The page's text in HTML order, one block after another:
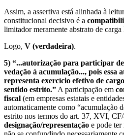
Assim, a assertiva está alinhada à
constitucional decisivo é a
limitador meramente abstrato de carga
Logo, V (verdadeira).
5) “...autorização para participar
vedação à acumulação..., pois essa
representa exercício efetivo de
sentido estrito.” A participação em
fiscal (em empresas estatais e
automaticamente como “acumulação
estrito nos termos do art. 37, XVI,
designação/representação e pode ter